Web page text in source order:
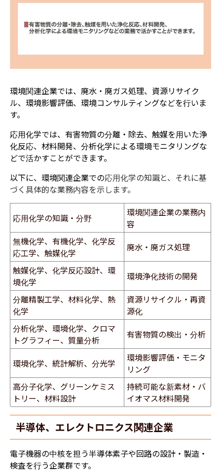
環境関連企業では、廃水・廃ガス処理、資源リサイク
ル、環境影響評価、環境コンサルティングなどを行いま
す。
応用化学では、有害物質の分離・除去、触媒を用いた浄
化反応、材料開発、分析化学による環境モニタリングな
どで活かすことができます。
以下に、環境関連企業での応用化学の知識と、それに基
づく具体的な業務内容を示します。
応用化学の知識・分野
環境関連企業の業務内
容
無機化学、有機化学、化学反
応工学、触媒化学
廃水・廃ガス処理
触媒化学、化学反応設計、環
境化学
環境浄化技術の開発
分離精製工学、材料化学、熱
化学
資源リサイクル・再資
源化
分析化学、環境化学、クロマ
トグラフィー、質量分析
有害物質の検出・分析
環境化学、統計解析、分光学
環境影響評価・モニタ
リング
高分子化学、グリーンケミス
トリー、材料設計
持続可能な新素材・バ
イオマス材料開発
半導体、エレクトロニクス関連企業
電子機器の中核を担う半導体素子や回路の設計・製造・
検査を行う企業群です。